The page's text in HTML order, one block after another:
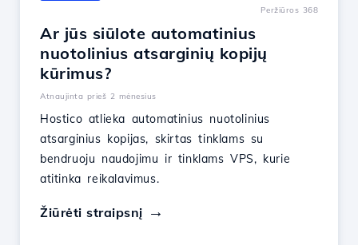
Peržiūros 368
Ar jūs siūlote automatinius
nuotolinius atsarginių kopijų
kūrimus?
Atnaujinta prieš 2 mėnesius
Hostico atlieka automatinius nuotolinius
atsarginius kopijas, skirtas tinklams su
bendruoju naudojimu ir tinklams VPS, kurie
atitinka reikalavimus.
Žiūrėti straipsnį